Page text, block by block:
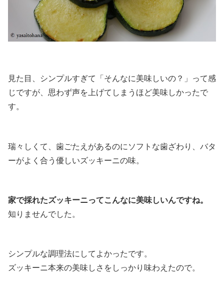
見た目、シンプルすぎて「そんなに美味しいの？」って感
じですが、思わず声を上げてしまうほど美味しかったで
す。
瑞々しくて、歯ごたえがあるのにソフトな歯ざわり、バタ
ーがよく合う優しいズッキーニの味。
家で採れたズッキーニってこんなに美味しいんですね。
知りませんでした。
シンプルな調理法にしてよかったです。
ズッキーニ本来の美味しさをしっかり味わえたので。